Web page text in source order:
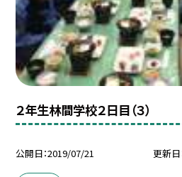
２年生林間学校２日目（３）
公開日 2019/07/21 更新日